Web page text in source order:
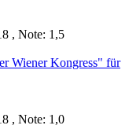
, Note: 1,5
Wiener Kongress" für
, Note: 1,0